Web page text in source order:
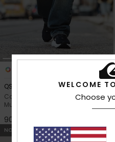
QSW Skate Denim
Calça jeans Skate Fit Azul
Mulher
90,00 €
NOVO!
WELCOME
Choose